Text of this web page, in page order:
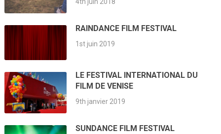
RAINDANCE FILM FESTIVAL
1st juin 2019
LE FESTIVAL INTERNATIONAL DU
FILM DE VENISE
9th janvier 2019
SUNDANCE FILM FESTIVAL